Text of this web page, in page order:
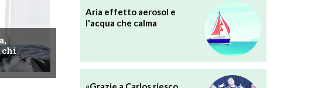
Aria effetto aerosol e
l'acqua che calma